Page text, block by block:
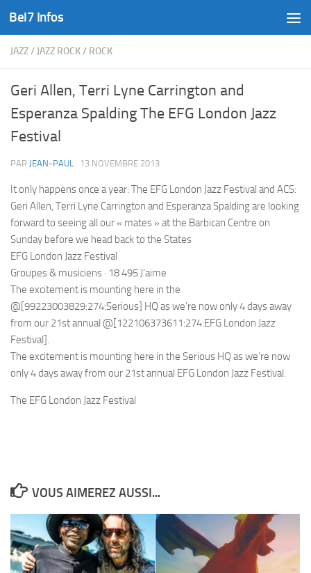
Skip to content
Bel7 Infos
JAZZ/ JAZZ ROCK/ ROCK
Geri Allen, Terri Lyne Carrington and
Esperanza Spalding The EFG London Jazz
Festival
PAR JEAN-PAUL · 13 NOVEMBRE 2013
It only happens once a year: The EFG London Jazz Festival and ACS:
Geri Allen, Terri Lyne Carrington and Esperanza Spalding are looking
forward to seeing all our « mates » at the Barbican Centre on
Sunday before we head back to the States
EFG London Jazz Festival
Groupes & musiciens · 18 495 J’aime
The excitement is mounting here in the
@[99223003829:274:Serious] HQ as we’re now only 4 days away
from our 21st annual @[122106373611:274:EFG London Jazz
Festival].
The excitement is mounting here in the Serious HQ as we’re now
only 4 days away from our 21st annual EFG London Jazz Festival.
The EFG London Jazz Festival
VOUS AIMEREZ AUSSI...